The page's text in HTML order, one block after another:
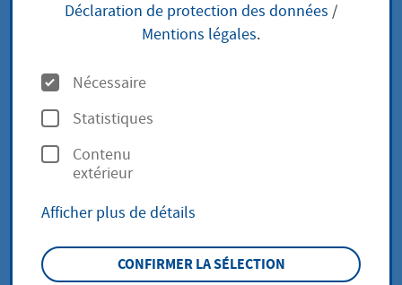
Le centre pour les créateurs d'entreprise
Déclaration de protection des données /
Mentions légales.
O
p
t
i
n
s
Nécessaire
Statistiques
Contenu
extérieur
Afficher plus de détails
CONFIRMER LA SÉLECTION